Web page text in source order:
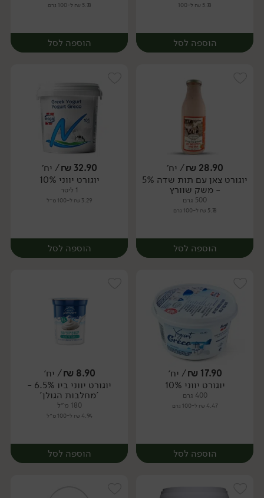
5.78 ₪ ל-100
הוספה לסל
יח׳
5.78 ₪ ל-100 גרם
הוספה לסל
יח׳
28.90
₪/ יח׳
יוגורט צאן עם תות שדה 5%
- משק שוורץ
500 גרם
5.78 ₪ ל-100 גרם
הוספה לסל
יח׳
32.90
₪/ יח׳
יוגורט יווני 10%
1 ליטר
3.29 ₪ ל-100 מ״ל
הוספה לסל
יח׳
17.90
₪/ יח׳
יוגורט יווני 10%
400 גרם
4.47 ₪ ל-100 גרם
הוספה לסל
8.90
₪/ יח׳
יוגורט יווני ביו 6.5% -
'מחלבות הגולן'
180 מ״ל
4.94 ₪ ל-100 מ״ל
הוספה לסל